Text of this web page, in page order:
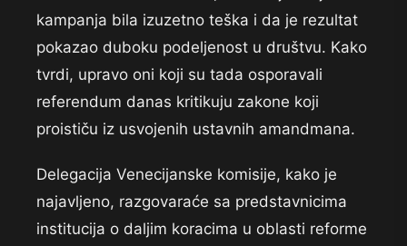
kampanja bila izuzetno teška i da je rezultat
pokazao duboku podeljenost u društvu. Kako
tvrdi, upravo oni koji su tada osporavali
referendum danas kritikuju zakone koji
proističu iz usvojenih ustavnih amandmana.
Delegacija Venecijanske komisije, kako je
najavljeno, razgovaraće sa predstavnicima
institucija o daljim koracima u oblasti reforme